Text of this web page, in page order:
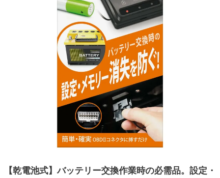
【乾電池式】バッテリー交換作業時の必需品。設定・